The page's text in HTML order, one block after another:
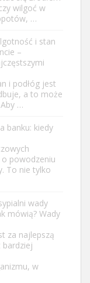
wilgoć w
…
i stan
–
i podłóg jest
a to może
…
banku: kiedy
powodzeniu
To nie tylko
wady
mówią? Wady
za najlepszą
bardziej
w